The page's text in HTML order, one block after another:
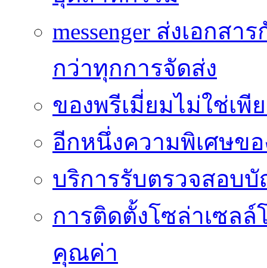
messenger ส่งเอกส
กว่าทุกการจัดส่ง
ของพรีเมี่ยมไม่ใช่เพี
อีกหนึ่งความพิเศษข
บริการรับตรวจสอบ
การติดตั้งโซล่าเซลล์
คุณค่า